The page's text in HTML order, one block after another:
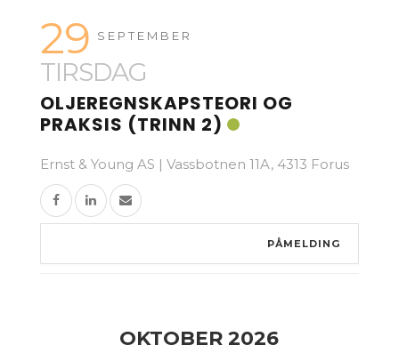
29 SEPTEMBER
TIRSDAG
OLJEREGNSKAPSTEORI OG
PRAKSIS (TRINN 2)
Ernst & Young AS | Vassbotnen 11A, 4313 Forus
PÅMELDING
OKTOBER 2026